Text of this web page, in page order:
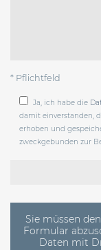
* Pflichtfeld
Ja, ich habe die
damit einverstanden,
erhoben und
zweckgebunden zur
Sie müssen
Formular
Daten mit